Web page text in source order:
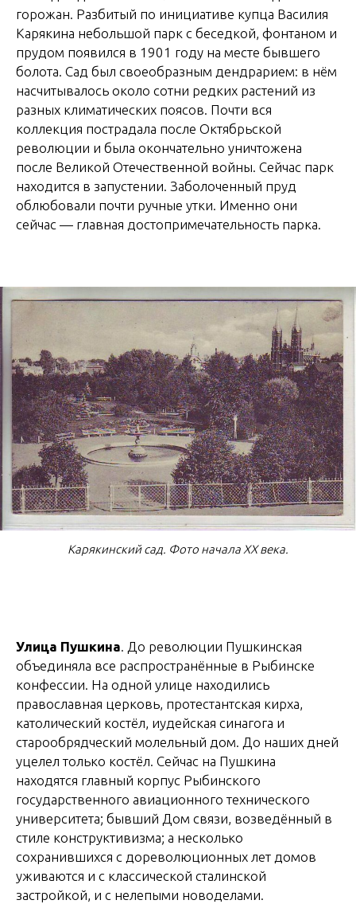
горожан. Разбитый по инициативе купца Василия
Карякина небольшой парк с беседкой, фонтаном и
прудом появился в 1901 году на месте бывшего
болота. Сад был своеобразным дендрарием: в нём
насчитывалось около сотни редких растений из
разных климатических поясов. Почти вся
коллекция пострадала после Октябрьской
революции и была окончательно уничтожена
после Великой Отечественной войны. Сейчас парк
находится в запустении. Заболоченный пруд
облюбовали почти ручные утки. Именно они
сейчас — главная достопримечательность парка.
Карякинский сад. Фото начала XX века.
Улица Пушкина. До революции Пушкинская
объединяла все распространённые в Рыбинске
конфессии. На одной улице находились
православная церковь, протестантская кирха,
католический костёл, иудейская синагога и
старообрядческий молельный дом. До наших дней
уцелел только костёл. Сейчас на Пушкина
находятся главный корпус Рыбинского
государственного авиационного технического
университета; бывший Дом связи, возведённый в
стиле конструктивизма; а несколько
сохранившихся с дореволюционных лет домов
уживаются и с классической сталинской
застройкой, и с нелепыми новоделами.